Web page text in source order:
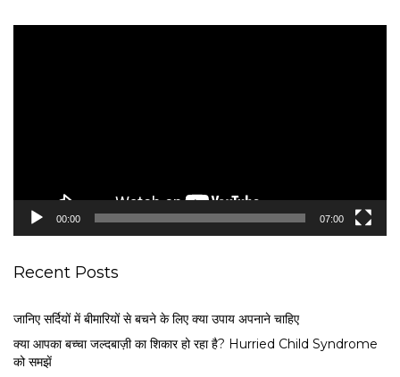
00:00 07:00
Recent Posts
जानिए सर्दियों में बीमारियों से बचने के लिए क्या उपाय अपनाने चाहिए
क्या आपका बच्चा जल्दबाज़ी का शिकार हो रहा है? Hurried Child Syndrome
को समझें